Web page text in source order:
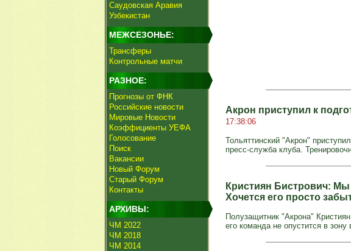
Саудовская Аравия
Узбекистан
МЕЖСЕЗОНЬЕ:
Трансферы
Контрольные матчи
РАЗНОЕ:
Прогнозы от ФНК
Российские новости
Мировые Новости
Коэффициенты УЕФА
Голосование
Поиск
Вакансии
Новый Форум
Старый Форум
Контакты
АРХИВЫ:
ЧМ 2022
ЧМ 2018
ЧМ 2014
Акрон приступил к
17:38:06
Тольяттинский "Акрон"
пресс-служба клуба.
Кристиян Бистрович:
Хочется его просто
Полузащитник "Акрона"
его команда не опустится в